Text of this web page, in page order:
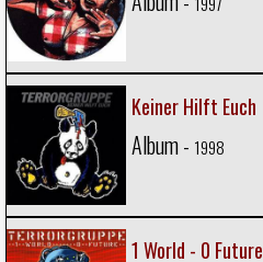
Keiner Hilft Euch
Album - 1998
1 World - 0 Future